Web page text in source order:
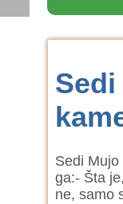
Sedi
ga:- Šta
ne, samo